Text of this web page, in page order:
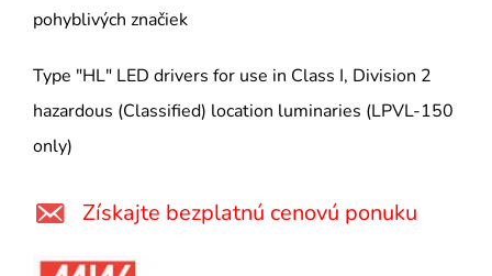
pohyblivých značiek
Type "HL" LED drivers for use in Class I, Division 2
hazardous (Classified) location luminaries (LPVL-150
only)
Získajte bezplatnú cenovú ponuku